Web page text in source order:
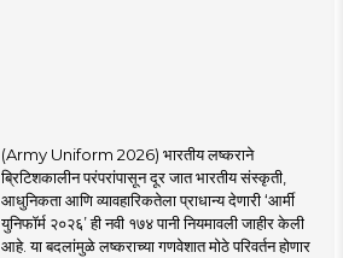
(Army Uniform 2026) भारतीय लष्कराने
ब्रिटिशकालीन परंपरांपासून दूर जात भारतीय संस्कृती,
आधुनिकता आणि व्यावहारिकतेला प्राधान्य देणारी ‘आर्मी
युनिफॉर्म २०२६’ ही नवी १७४ पानी नियमावली जाहीर केली
आहे. या बदलांमुळे लष्कराच्या गणवेशात मोठे परिवर्तन होणार